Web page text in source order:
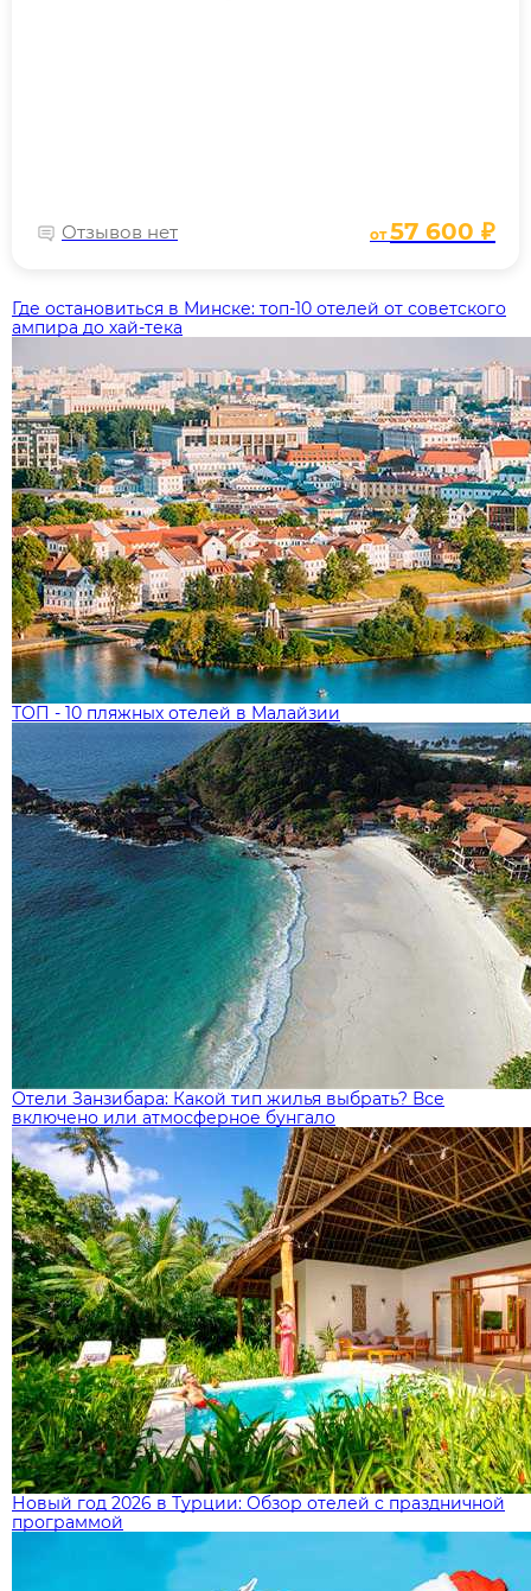
Отзывов нет от57 600 ₽
Где остановиться в Минске: топ‑10 отелей от советского
ампира до хай‑тека
ТОП - 10 пляжных отелей в Малайзии
Отели Занзибара: Какой тип жилья выбрать? Все
включено или атмосферное бунгало
Новый год 2026 в Турции: Обзор отелей с праздничной
программой